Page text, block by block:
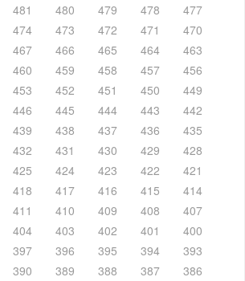
481 480 479 478
477
474 473 472 471
470
467 466 465 464
463
460 459 458 457
456
453 452 451 450
449
446 445 444 443
442
439 438 437 436
435
432 431 430 429
428
425 424 423 422
421
418 417 416 415
414
411 410 409 408
407
404 403 402 401
400
397 396 395 394
393
390 389 388 387
386